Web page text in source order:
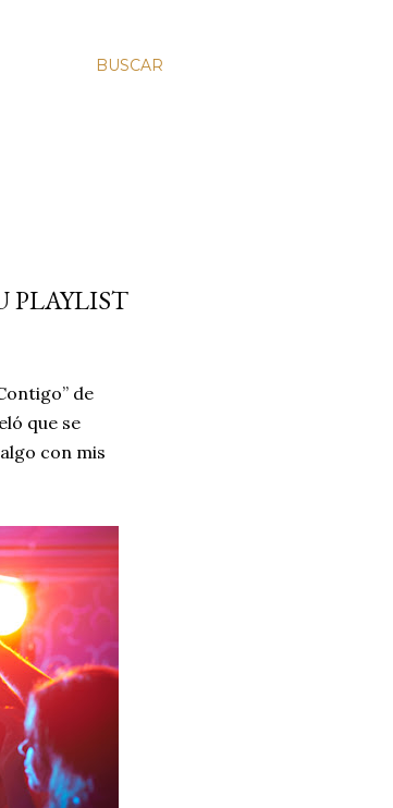
BUSCAR
PLAYLIST
de
que se
con mis